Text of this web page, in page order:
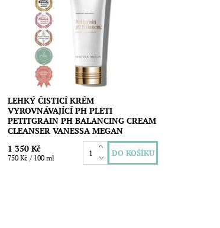
upu, nečistot i přebytečné mastnoty.
Vhodný pro všechny typy pleti. Vegan
složení. Vyrobeno v Austrálii....
Dostupnost:
Značka:
Vanessa Megan
LEHKÝ ČISTICÍ KRÉM
VYROVNÁVAJÍCÍ PH PLETI
PETITGRAIN PH BALANCING CREAM
CLEANSER VANESSA MEGAN
1 350 Kč
750 Kč / 100 ml